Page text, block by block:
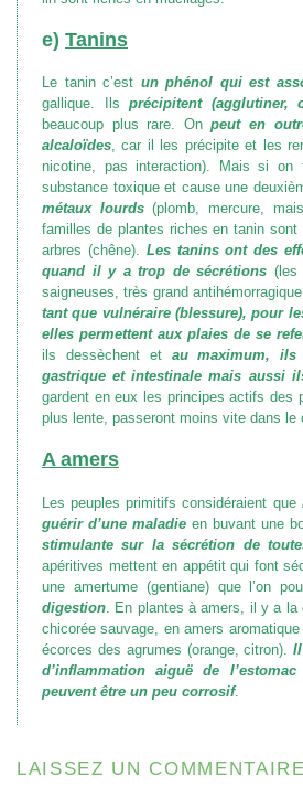
e) Tanins
Le tanin c’est un phénol qui est
gallique. Ilsprécipitent (agglutiner,
beaucoup plus rare. Onpeut en
alcaloïdes, car il les précipite et les
nicotine, pas interaction). Mais si on
substance toxique et cause une
métaux lourds (plomb, mercure,
familles de plantes riches en tanin
arbres (chêne). Les tanins ont des
quand il y a trop de sécrétions (les
saigneuses, très grand
tant que vulnéraire (blessure), pour
elles permettent aux plaies de se
ils dessèchent et au maximum, ils
gastrique et intestinale mais aussi
gardent en eux les principes actifs des
plus lente, passeront moins vite dans le
A amers
Les peuples primitifs considéraient que
guérir d’une maladieen buvant une
stimulante sur la sécrétion de
apéritives mettent en appétit qui font
une amertume (gentiane) que l’on
digestion . En plantes à amers, il y a
chicorée sauvage, en amers aromatique
écorces des agrumes (orange, citron).
d’inflammation aiguë de
peuvent être un peu corrosif.
LAISSEZ UN COMMENTAIRE